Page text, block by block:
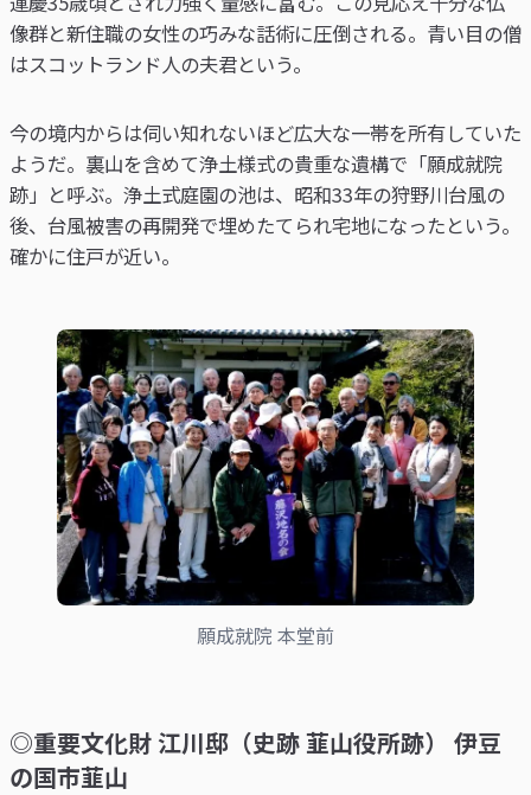
像群と新住職の女性の巧みな話術に圧倒される。青い目の僧
はスコットランド人の夫君という。
今の境内からは伺い知れないほど広大な一帯を所有していた
ようだ。裏山を含めて浄土様式の貴重な遺構で「願成就院
跡」と呼ぶ。浄土式庭園の池は、昭和33年の狩野川台風の
後、台風被害の再開発で埋めたてられ宅地になったという。
確かに住戸が近い。
願成就院 本堂前
◎重要文化財 江川邸（史跡 韮山役所跡） 伊豆
の国市韮山